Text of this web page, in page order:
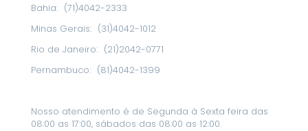
Bahia: (71)4042-2333
Minas Gerais: (31)4042-1012
Rio de Janeiro: (21)2042-0771
Pernambuco: (81)4042-1399
Nosso atendimento é de Segunda à Sexta feira das
08:00 as 17:00, sábados das 08:00 as 12:00.